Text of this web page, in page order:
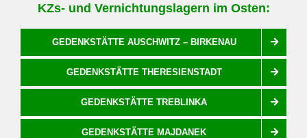
KZs- und Vernichtungslagern im Osten:
GEDENKSTÄTTE AUSCHWITZ – BIRKENAU
GEDENKSTÄTTE THERESIENSTADT
GEDENKSTÄTTE TREBLINKA
GEDENKSTÄTTE MAJDANEK